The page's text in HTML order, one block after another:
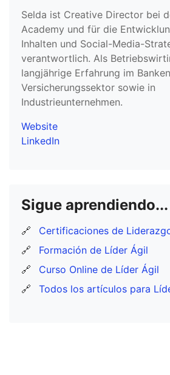
Selda ist Creative Director bei
Academy und für die
Inhalten und Social-Media-
verantwortlich. Als
langjährige Erfahrung im
Versicherungssektor sowie in
Industrieunternehmen.
Website
LinkedIn
Sigue aprendiendo...
🔗
Certificaciones de
🔗
Formación de Líder Ágil
🔗
Curso Online de Líder Ágil
🔗
Todos los artículos para